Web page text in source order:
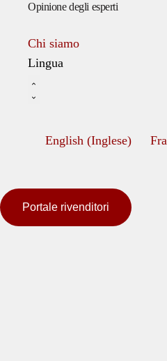
Opinione degli esperti
Chi siamo
Lingua
English (Inglese)
Portale rivenditori